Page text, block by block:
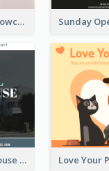
Fashion Sale Showcase Instagram Post
Annual Open House Instagram Post